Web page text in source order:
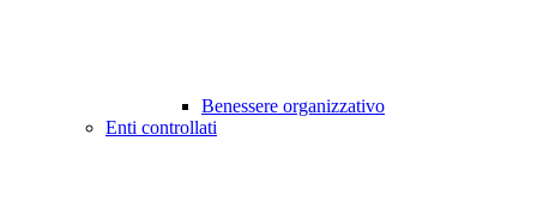
Benessere organizzativo
Enti controllati